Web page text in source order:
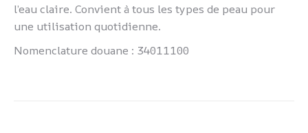
l’eau claire. Convient à tous les types de peau pour
une utilisation quotidienne.
Nomenclature douane : 34011100